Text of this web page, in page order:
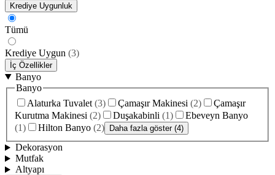
Krediye Uygunluk
Tümü
Krediye Uygun (3)
İç Özellikler
Banyo
Banyo
Alaturka Tuvalet (3) Çamaşır Makinesi (2)
Çamaşır
Kurutma Makinesi (2) Duşakabinli (1)
Ebeveyn Banyo
(1) Hilton Banyo (2) Daha fazla göster (4)
Dekorasyon
Mutfak
Altyapı